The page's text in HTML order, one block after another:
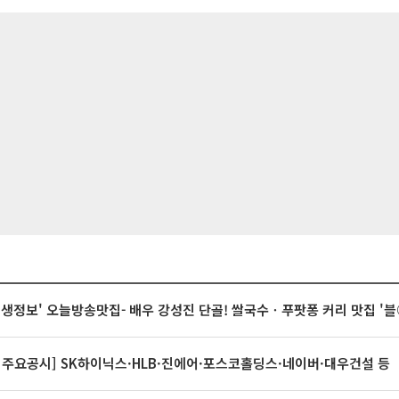
정보' 오늘방송맛집- 배우 강성진 단골! 쌀국수ㆍ푸팟퐁 커리 맛
요공시] SK하이닉스·HLB·진에어·포스코홀딩스·네이버·대우건설 등